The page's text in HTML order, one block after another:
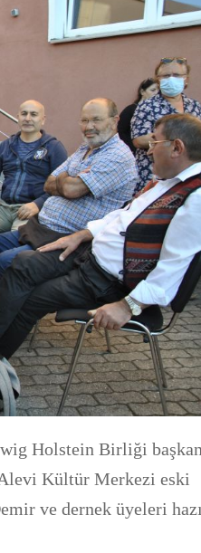
Holstein Birliği
Kültür Merkezi eski
ve dernek üyeleri